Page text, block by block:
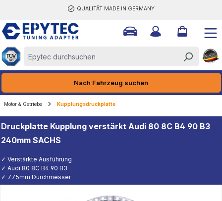
QUALITÄT MADE IN GERMANY
Nach Fahrzeug suchen
Motor & Getriebe Kupplungsdruckplatte
Druckplatte Kupplung verstärkt Audi 80 8C B4 90 B3
240mm SACHS
✓ Verstärkte Ausführung
✓ Audi 80 8C B4 90 B3
✓ 775mm Durchmesser